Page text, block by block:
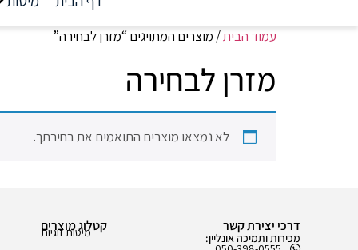
עמוד הבית/ מוצרים המתויגים “מזרן לבחירה”
מזרן לבחירה
לא נמצאו מוצרים התואמים את בחירתך.
דרכי יצירת קשר
מכירות ותמיכה אונליין:
קטלוג מוצרים
מיטות זוגיות